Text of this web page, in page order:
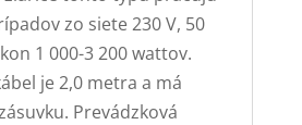
zo siete 230 V, 50
1 000-3 200 wattov.
je 2,0 metra a má
Prevádzková